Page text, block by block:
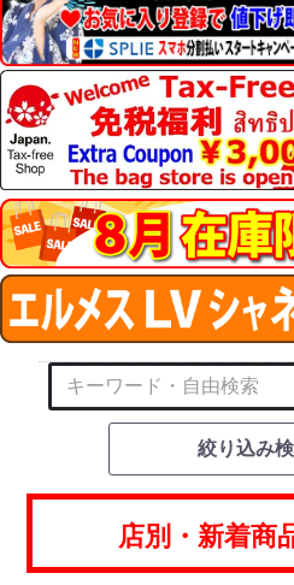
絞り込み
店別・新着商